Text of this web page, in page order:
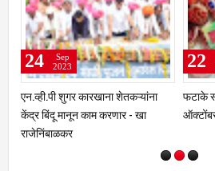
धाराशिव : सर्व प्रकल्पातील पाणी हे केवळ
पिण्याकरिता आरक्षित करण्याचे
जिल्हाधिकाऱ्यांचे निर्देश
21
Sep
2023